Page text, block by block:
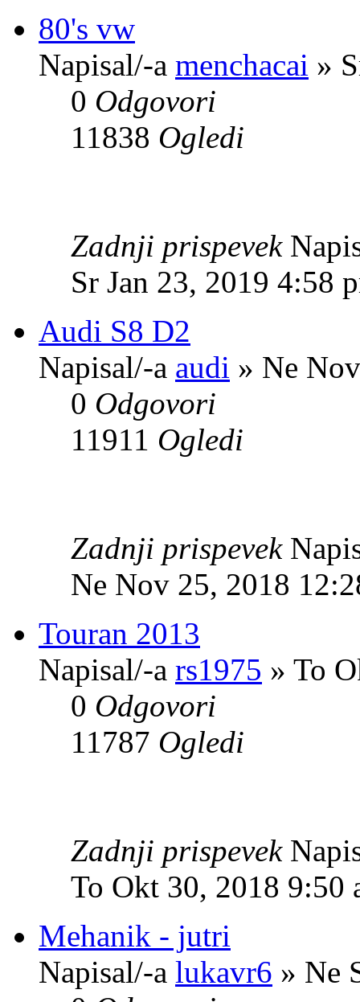
80's vw
Napisal/-a menchacai »
0 Odgovori
11838 Ogledi
Zadnji prispevek
Sr Jan 23, 2019 4:58
Audi S8 D2
Napisal/-a audi » Ne
0 Odgovori
11911 Ogledi
Zadnji prispevek
Ne Nov 25, 2018
Touran 2013
Napisal/-a rs1975 » To
0 Odgovori
11787 Ogledi
Zadnji prispevek
To Okt 30, 2018 9:50
Mehanik - jutri
Napisal/-a lukavr6 » Ne